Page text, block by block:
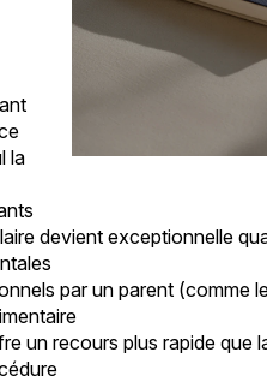
la
devient exceptionnelle
par un parent (comme
un recours plus rapide que